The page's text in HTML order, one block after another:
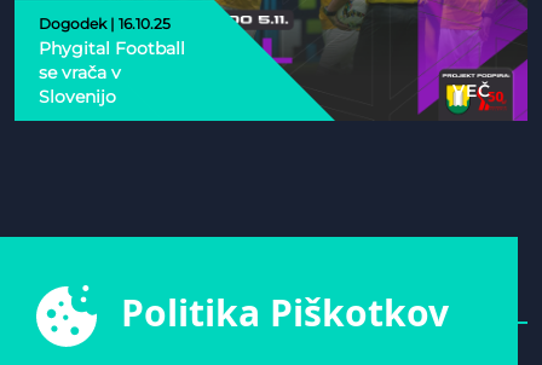
Dogodek | 16.10.25
Phygital Football
se vrača v
Slovenijo
VEČ
Politika Piškotkov